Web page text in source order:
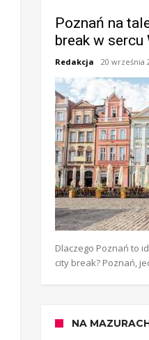
Poznań na
break w
Redakcja 20 września
Dlaczego Poznań to
city break? Poznań,
NA